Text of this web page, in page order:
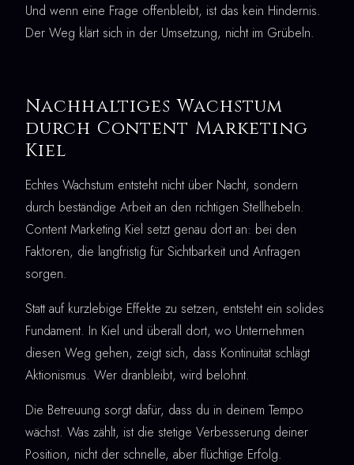
Und wenn eine Frage offenbleibt, ist das kein Hindernis.
Der Weg klärt sich in der Umsetzung, nicht im Grübeln.
Nachhaltiges Wachstum
durch Content Marketing
Kiel
Echtes Wachstum entsteht nicht über Nacht, sondern
durch beständige Arbeit an den richtigen Stellhebeln.
Content Marketing Kiel setzt genau dort an: bei den
Faktoren, die langfristig für Sichtbarkeit und Anfragen
sorgen.
Statt auf kurzlebige Effekte zu setzen, entsteht ein solides
Fundament. In Kiel und überall dort, wo Unternehmen
diesen Weg gehen, zeigt sich, dass Kontinuität schlägt
Aktionismus. Wer dranbleibt, wird belohnt.
Die Betreuung sorgt dafür, dass du in deinem Tempo
wächst. Was zählt, ist die stetige Verbesserung deiner
Position, nicht der schnelle, aber flüchtige Erfolg.